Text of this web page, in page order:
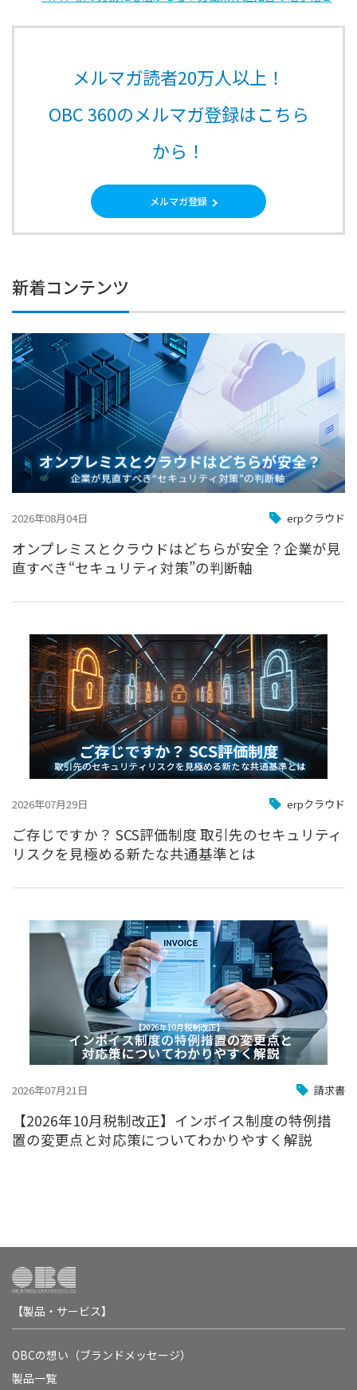
メルマガ読者20万人以上！
OBC 360のメルマガ登録はこちら
から！
メルマガ登録
新着コンテンツ
2026年08月04日 erpクラウド
オンプレミスとクラウドはどちらが安全？企業が見
直すべき“セキュリティ対策”の判断軸
2026年07月29日 erpクラウド
ご存じですか？ SCS評価制度 取引先のセキュリティ
リスクを見極める新たな共通基準とは
2026年07月21日 請求書
【2026年10月税制改正】インボイス制度の特例措
置の変更点と対応策についてわかりやすく解説
【製品・サービス】
OBCの想い（ブランドメッセージ）
製品一覧